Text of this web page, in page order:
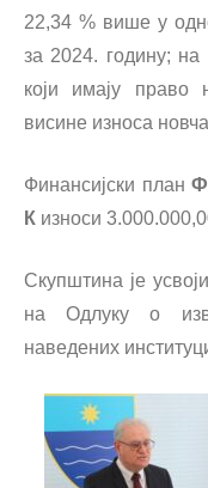
22,34 % више у
за 2024. годину; на
који имају право
висине износа
Финансијски план
К износи
Скупштина је
на Одлуку о
наведених